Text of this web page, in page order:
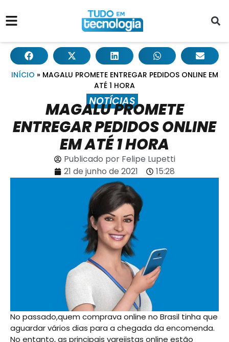
INÍCIO » MAGALU PROMETE ENTREGAR PEDIDOS ONLINE EM
ATÉ 1 HORA
NOTÍCIAS
MAGALU PROMETE
ENTREGAR PEDIDOS ONLINE
EM ATÉ 1 HORA
Publicado porFelipe Lupetti
21 de junho de 2021
15:28
No passado,quem comprava online no Brasil tinha que
aguardar vários dias para a chegada da encomenda.
No entanto, as principais varejistas online estão